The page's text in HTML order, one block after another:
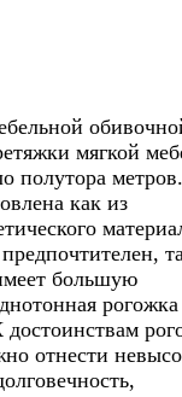
мягкой
полутора метров.
как из
большую
рогожка
отнести